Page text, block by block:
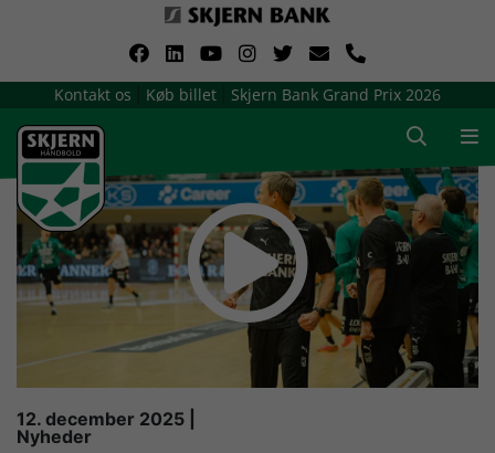
Kontakt os Køb billet Skjern Bank Grand Prix 2026
Om Skjern Håndbold
Ligatruppen
Sponsorer
Billetsalg / sæsonkort
Presse
12. december 2025 |
Nyheder